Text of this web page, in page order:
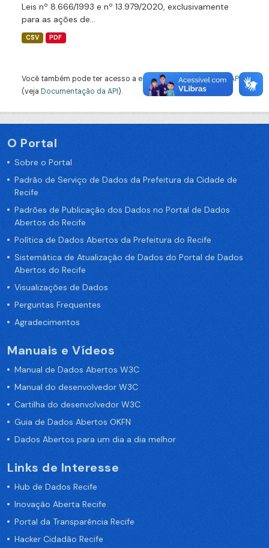
Leis nº 8.666/1993 e nº 13.979/2020, exclusivamente
para as ações de...
CSV PDF
Você também pode ter acesso a esses registros usando a
API
(veja Documentação da API).
O Portal
Sobre o Portal
Padrão de Serviço de Dados da Prefeitura da Cidade de
Recife
Padrões de Publicação dos Dados no Portal de Dados
Abertos do Recife
Política de Dados Abertos da Prefeitura do Recife
Sistemática de Atualização de Dados do Portal de Dados
Abertos do Recife
Visualizações de Dados
Perguntas Frequentes
Agradecimentos
Manuais e Vídeos
Manual de Dados Abertos W3C
Manual do desenvolvedor W3C
Cartilha do desenvolvedor W3C
Guia de Dados Abertos OKFN
Dados Abertos para um dia a dia melhor
Links de Interesse
Hub de Dados Recife
Inovação Aberta Recife
Portal da Transparência Recife
Hacker Cidadão Recife